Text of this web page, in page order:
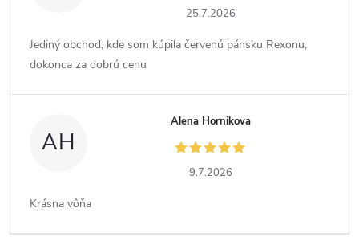
25.7.2026
Jediný obchod, kde som kúpila červenú pánsku Rexonu,
dokonca za dobrú cenu
AH
Alena Hornikova
9.7.2026
Krásna vôňa